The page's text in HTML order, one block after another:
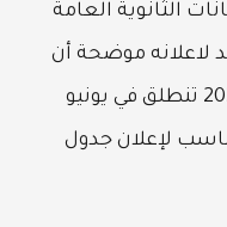
الثانوية العامة
لاعلانه موضحة أن
امتحانات الثانوية العامة 2024,2025 تنطلق في يونيو
لإعلان جدول